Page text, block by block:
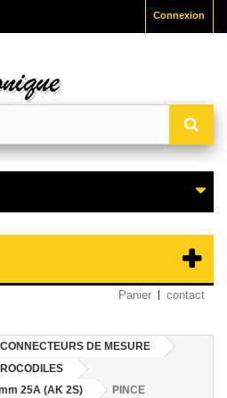
Connexion
Panier contact
CONNECTEURS DE MESURE
25A (AK 2S)
PINCE